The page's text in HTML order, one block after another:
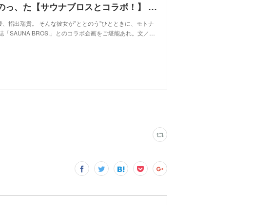
【指出瑞貴】ととのっ、た【サウナブロスとコラボ！】 | | Moto NAVI Cars
指出瑞貴。 そんな彼女が”ととのう”ひとときに、モトナ
「SAUNA BROS.」とのコラボ企画をご堪能あれ。文／…